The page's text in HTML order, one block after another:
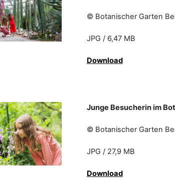
© Botanischer
JPG / 6,47 MB
Download
Junge Besucherin im
© Botanischer
JPG / 27,9 MB
Download